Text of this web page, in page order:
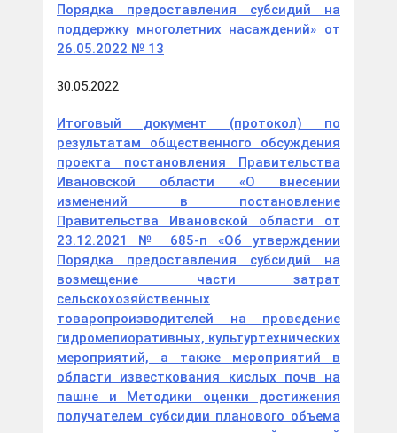
Порядка предоставления субсидий на
поддержку многолетних насаждений» от
26.05.2022 № 13
30.05.2022
Итоговый документ (протокол) по
результатам общественного обсуждения
проекта постановления Правительства
Ивановской области «О внесении
изменений в постановление
Правительства Ивановской области от
23.12.2021 № 685-п «Об утверждении
Порядка предоставления субсидий на
возмещение части затрат
сельскохозяйственных
товаропроизводителей на проведение
гидромелиоративных, культуртехнических
мероприятий, а также мероприятий в
области известкования кислых почв на
пашне и Методики оценки достижения
получателем субсидии планового объема